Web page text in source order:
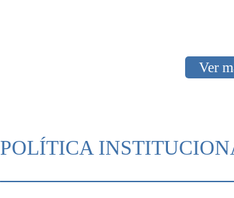
Ver
POLÍTICA